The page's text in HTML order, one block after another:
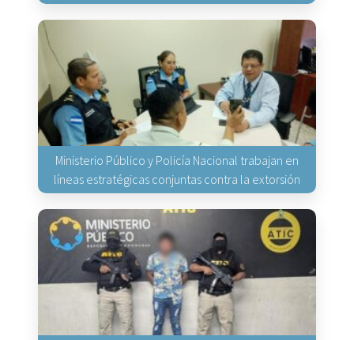
Ministerio Público y Policía Nacional trabajan en
líneas estratégicas conjuntas contra la extorsión